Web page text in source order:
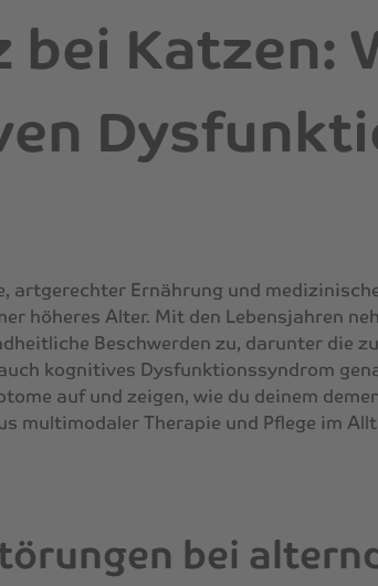
bei Katzen:
artgerechter Ernährung und
höheres Alter. Mit den Lebensjahren
Beschwerden zu, darunter die
kognitives Dysfunktionssyndrom
auf und zeigen, wie du deinem
multimodaler Therapie und Pflege im
bei